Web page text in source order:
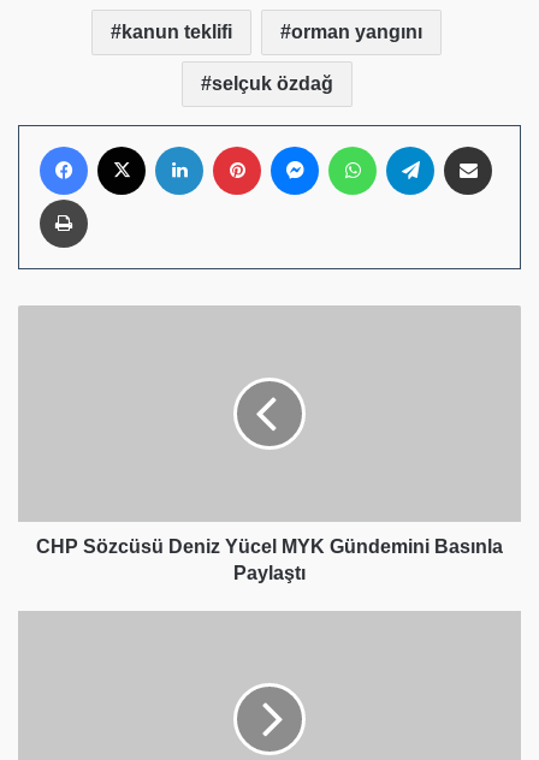
kanun teklifi orman yangını
selçuk özdağ
Facebook LinkedIn PinterestMessengerWhatsAppTelegram
Yazdır
CHP Sözcüsü Deniz Yücel MYK Gündemini Basınla
Paylaştı